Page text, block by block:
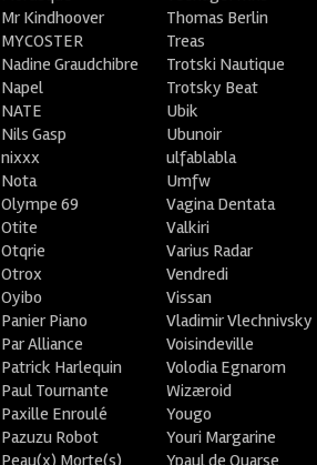
Mr Kindhoover
MYCOSTER
Nadine Graudchibre
Napel
NATE
Nils Gasp
nixxx
Nota
Olympe 69
Otite
Otqrie
Otrox
Oyibo
Panier Piano
Par Alliance
Patrick Harlequin
Paul Tournante
Paxille Enroulé
Pazuzu Robot
Peau(x) Morte(s)
Thomas Berlin
Treas
Trotski Nautique
Trotsky Beat
Ubik
Ubunoir
ulfablabla
Umfw
Vagina Dentata
Valkiri
Varius Radar
Vendredi
Vissan
Vladimir Vlechnivsky
Voisindeville
Volodia Egnarom
Wizæroid
Yougo
Youri Margarine
Ypaul de Quarse